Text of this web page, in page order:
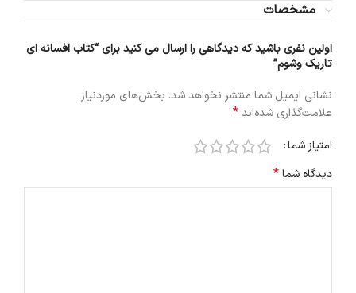
مشخصات
اولین نفری باشید که دیدگاهی را ارسال می کنید برای “کتاب افسانه ای
تاریک وشوم”
نشانی ایمیل شما منتشر نخواهد شد. بخش‌های موردنیاز
علامت‌گذاری شده‌اند*
امتیاز شما
دیدگاه شما*